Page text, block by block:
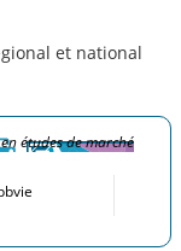
et national
études de marché